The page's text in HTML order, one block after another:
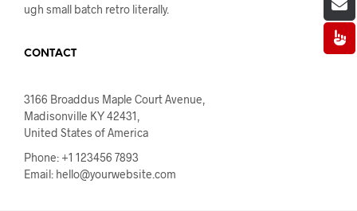
ugh small batch retro literally.
CONTACT
3166 Broaddus Maple Court Avenue,
Madisonville KY 42431,
United States of America
Phone: +1 123456 7893
Email: hello@yourwebsite.com